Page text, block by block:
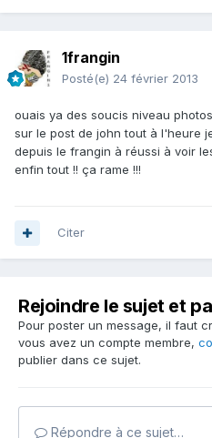
1frangin
Posté(e) 24 février 2013
ouais ya des soucis niveau
sur le post de john tout à l'heure
depuis le frangin à réussi à voir
enfin tout !! ça rame !!!
Citer
Rejoindre le sujet et
Pour poster un message, il faut
vous avez un compte membre,
publier dans ce sujet.
Répondre à ce sujet…